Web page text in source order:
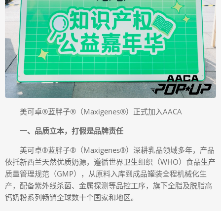
美可卓®蓝胖子®（Maxigenes®）正式加入AACA
一、品质立本，打假是品牌责任
美可卓®蓝胖子®（Maxigenes®）深耕乳品领域多年，产品
依托新西兰天然优质奶源，遵循世界卫生组织（WHO）食品生产
质量管理规范（GMP），从原料入库到成品罐装全程机械化生
产，配备紫外线杀菌、金属探测等品控工序，旗下全脂及脱脂高
钙奶粉系列畅销全球数十个国家和地区。